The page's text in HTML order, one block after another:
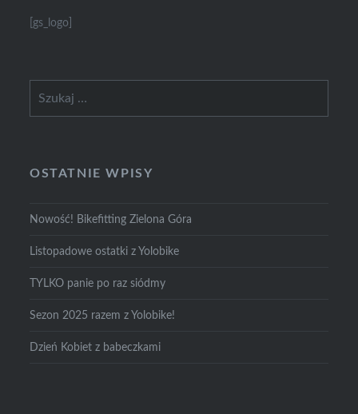
[gs_logo]
OSTATNIE WPISY
Nowość! Bikefitting Zielona Góra
Listopadowe ostatki z Yolobike
TYLKO panie po raz siódmy
Sezon 2025 razem z Yolobike!
Dzień Kobiet z babeczkami